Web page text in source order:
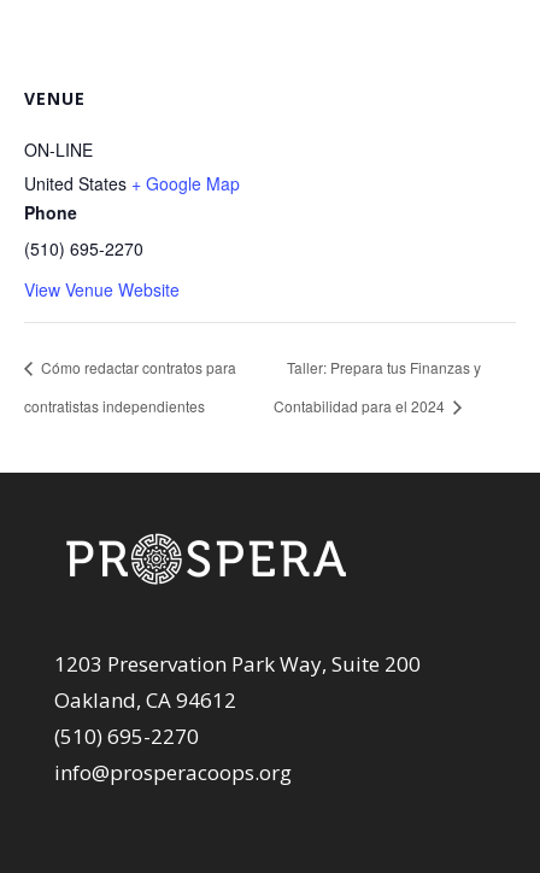
VENUE
ON-LINE
United States + Google Map
Phone
(510) 695-2270
View Venue Website
Cómo redactar contratos para
contratistas independientes
Taller: Prepara tus Finanzas y
Contabilidad para el 2024
1203 Preservation Park Way, Suite 200
Oakland, CA 94612
(510) 695-2270
info@prosperacoops.org